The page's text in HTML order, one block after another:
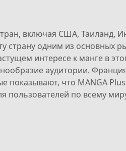
включая США,
страну одним из основных
интересе к манге в
аудитории.
показывают, что MANGA
пользователей по всему